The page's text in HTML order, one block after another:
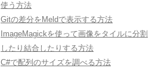
使う方法
Gitの差分をMeldで表示する方法
ImageMagickを使って画像をタイルに分割
したり結合したりする方法
C#で配列のサイズを調べる方法